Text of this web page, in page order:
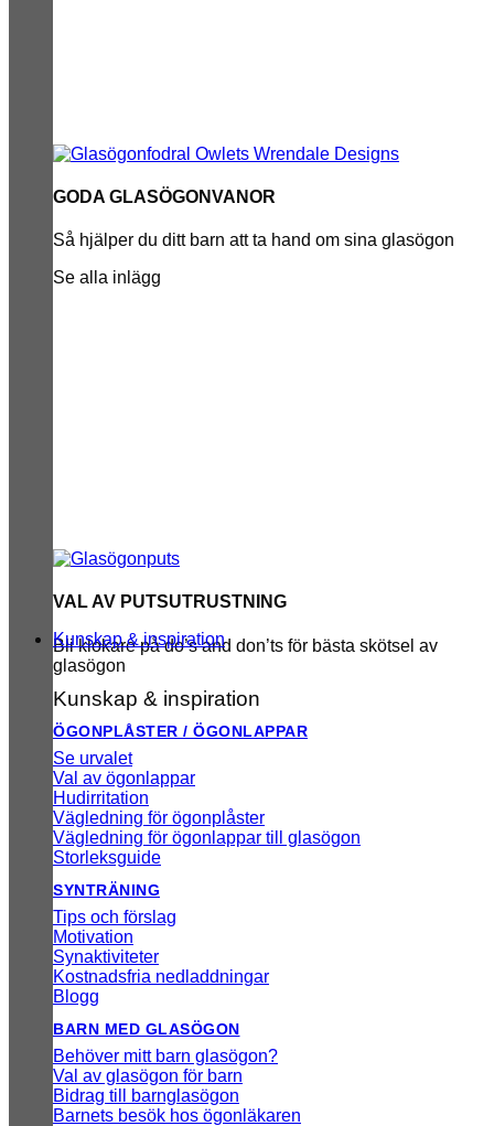
GODA GLASÖGONVANOR
Så hjälper du ditt barn att ta hand om sina glasögon
Se alla inlägg
VAL AV PUTSUTRUSTNING
Bli klokare på do’s and don’ts för bästa skötsel av
glasögon
Kunskap & inspiration
Kunskap & inspiration
ÖGONPLÅSTER / ÖGONLAPPAR
Se urvalet
Val av ögonlappar
Hudirritation
Vägledning för ögonplåster
Vägledning för ögonlappar till glasögon
Storleksguide
SYNTRÄNING
Tips och förslag
Motivation
Synaktiviteter
Kostnadsfria nedladdningar
Blogg
BARN MED GLASÖGON
Behöver mitt barn glasögon?
Val av glasögon för barn
Bidrag till barnglasögon
Barnets besök hos ögonläkaren